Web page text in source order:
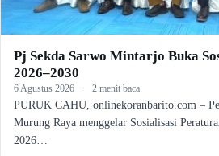
Pj Sekda Sarwo Mintarjo Buka
2026–2030
6 Agustus 2026 · 2 menit baca
PURUK CAHU, onlinekoranbarito.com –
Murung Raya menggelar Sosialisasi
2026…